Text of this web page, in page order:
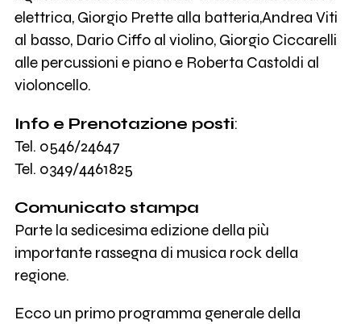
elettrica, Giorgio Prette alla batteria,Andrea Viti
al basso, Dario Ciffo al violino, Giorgio Ciccarelli
alle percussioni e piano e Roberta Castoldi al
violoncello.
Info e Prenotazione posti:
Tel. 0546/24647
Tel. 0349/4461825
Comunicato stampa
Parte la sedicesima edizione della più
importante rassegna di musica rock della
regione.
Ecco un primo programma generale della